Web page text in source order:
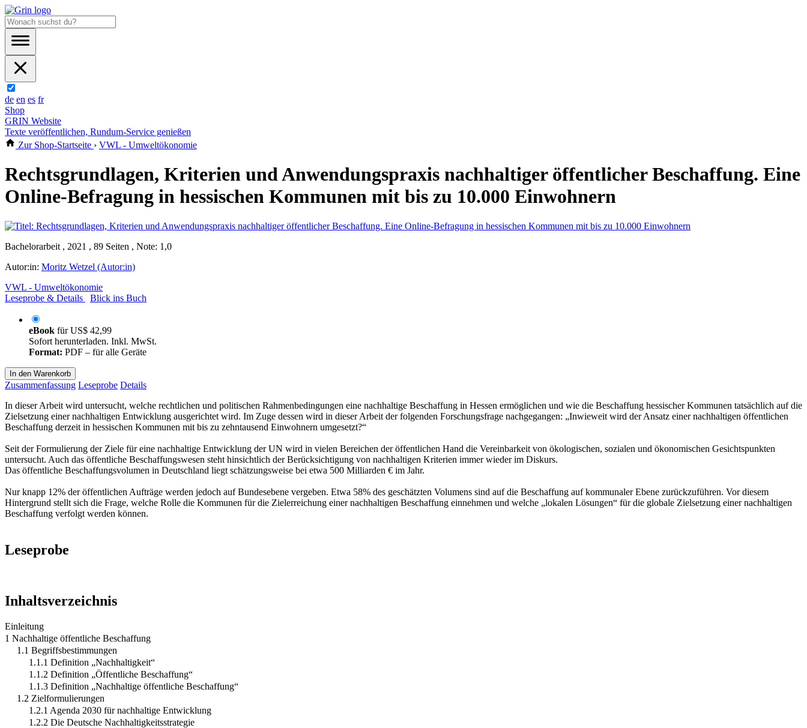
de en es fr
Shop
GRIN Website
Texte veröffentlichen, Rundum-Service genießen
Zur Shop-Startseite › VWL - Umweltökonomie
Rechtsgrundlagen, Kriterien und Anwendungspraxis nachhaltiger öffentlicher Beschaffung. Eine
Online-Befragung in hessischen Kommunen mit bis zu 10.000 Einwohnern
Bachelorarbeit , 2021 , 89 Seiten , Note: 1,0
Autor:in: Moritz Wetzel (Autor:in)
VWL - Umweltökonomie
Leseprobe & Details
Blick ins Buch
eBook fürUS$ 42,99
Sofort herunterladen. Inkl. MwSt.
Format: PDF – für alle Geräte
In den Warenkorb
Zusammenfassung Leseprobe Details
In dieser Arbeit wird untersucht, welche rechtlichen und politischen Rahmenbedingungen eine nachhaltige Beschaffung in Hessen ermöglichen und wie die Beschaffung hessischer Kommunen tatsächlich auf die
Zielsetzung einer nachhaltigen Entwicklung ausgerichtet wird. Im Zuge dessen wird in dieser Arbeit der folgenden Forschungsfrage nachgegangen: „Inwieweit wird der Ansatz einer nachhaltigen öffentlichen
Beschaffung derzeit in hessischen Kommunen mit bis zu zehntausend Einwohnern umgesetzt?“
Seit der Formulierung der Ziele für eine nachhaltige Entwicklung der UN wird in vielen Bereichen der öffentlichen Hand die Vereinbarkeit von ökologischen, sozialen und ökonomischen Gesichtspunkten
untersucht. Auch das öffentliche Beschaffungswesen steht hinsichtlich der Berücksichtigung von nachhaltigen Kriterien immer wieder im Diskurs.
Das öffentliche Beschaffungsvolumen in Deutschland liegt schätzungsweise bei etwa 500 Milliarden € im Jahr.
Nur knapp 12% der öffentlichen Aufträge werden jedoch auf Bundesebene vergeben. Etwa 58% des geschätzten Volumens sind auf die Beschaffung auf kommunaler Ebene zurückzuführen. Vor diesem
Hintergrund stellt sich die Frage, welche Rolle die Kommunen für die Zielerreichung einer nachhaltigen Beschaffung einnehmen und welche „lokalen Lösungen“ für die globale Zielsetzung einer nachhaltigen
Beschaffung verfolgt werden können.
Leseprobe
Inhaltsverzeichnis
Einleitung
1 Nachhaltige öffentliche Beschaffung
1.1 Begriffsbestimmungen
1.1.1 Definition „Nachhaltigkeit“
1.1.2 Definition „Öffentliche Beschaffung“
1.1.3 Definition „Nachhaltige öffentliche Beschaffung“
1.2 Zielformulierungen
1.2.1 Agenda 2030 für nachhaltige Entwicklung
1.2.2 Die Deutsche Nachhaltigkeitsstrategie